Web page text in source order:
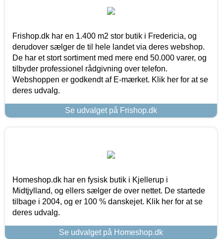
Frishop.dk har en 1.400 m2 stor butik i Fredericia, og
derudover sælger de til hele landet via deres webshop.
De har et stort sortiment med mere end 50.000 varer, og
tilbyder professionel rådgivning over telefon.
Webshoppen er godkendt af E-mærket. Klik her for at se
deres udvalg.
Se udvalget på Frishop.dk
Homeshop.dk har en fysisk butik i Kjellerup i
Midtjylland, og ellers sælger de over nettet. De startede
tilbage i 2004, og er 100 % danskejet. Klik her for at se
deres udvalg.
Se udvalget på Homeshop.dk